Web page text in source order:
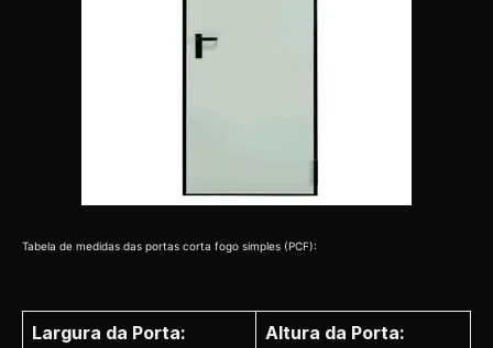
Tabela de medidas das portas corta fogo simples (PCF):
Largura da Porta:
Altura da Porta: